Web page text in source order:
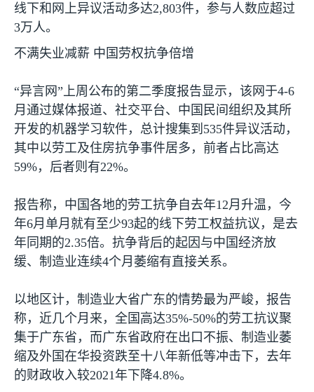
线下和网上异议活动多达2,803件，参与人数应超过
3万人。
不满失业减薪 中国劳权抗争倍增
“异言网”上周公布的第二季度报告显示，该网于4-6
月通过媒体报道、社交平台、中国民间组织及其所
开发的机器学习软件，总计搜集到 535件异议活动，
其中以劳工及住房抗争事件居多，前者占比高达
59%，后者则有22%。
报告称，中国各地的劳工抗争自去年12月升温，今
年6月单月就有至少93起的线下劳工权益抗议，是去
年同期的2.35倍。抗争背后的起因与中国经济放
缓、制造业连续4个月萎缩有直接关系。
以地区计，制造业大省广东的情势最为严峻，报告
称，近几个月来，全国高达35%-50%的劳工抗议聚
集于广东省，而广东省政府在出口不振、制造业萎
缩及外国在华投资跌至十八年新低等冲击下，去年
的财政收入较2021年下降4.8%。